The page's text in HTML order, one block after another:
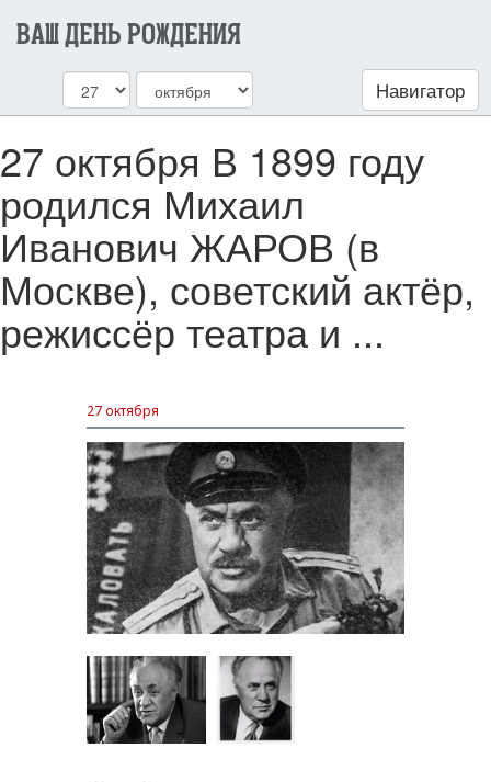
ВАШ ДЕНЬ РОЖДЕНИЯ
Навигатор
27 октября В 1899 году
родился Михаил
Иванович ЖАРОВ (в
Москве), советский актёр,
режиссёр театра и ...
27 октября